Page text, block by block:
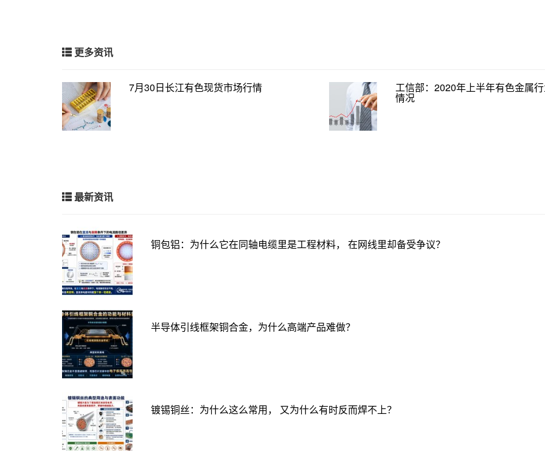
更多资讯
7月30日长江有色现货市场行情 工信部：2020年上半年有色金属
情况
最新资讯
铜包铝：为什么它在同轴电缆里是工程材料， 在网线里却备受争议？
半导体引线框架铜合金，为什么高端产品难做？
镀锡铜丝：为什么这么常用， 又为什么有时反而焊不上？